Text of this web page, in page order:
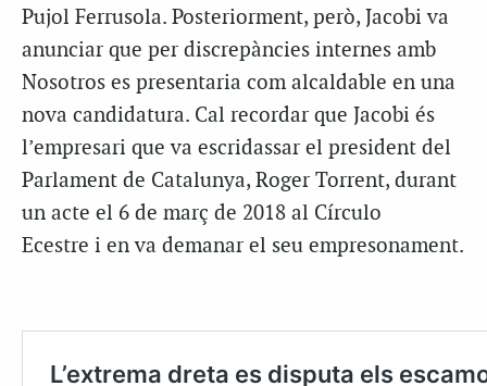
Pujol Ferrusola. Posteriorment, però, Jacobi va
anunciar que per discrepàncies internes amb
Nosotros es presentaria com alcaldable en una
nova candidatura. Cal recordar que Jacobi és
l’empresari que va escridassar el president del
Parlament de Catalunya, Roger Torrent, durant
un acte el 6 de març de 2018 al Círculo
Ecestre i en va demanar el seu empresonament.